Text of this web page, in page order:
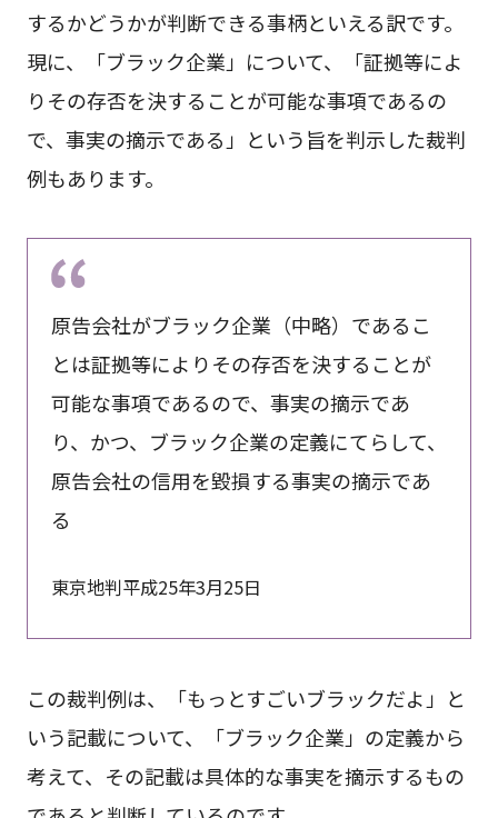
するかどうかが判断できる事柄といえる訳です。
現に、「ブラック企業」について、「証拠等によ
りその存否を決することが可能な事項であるの
で、事実の摘示である」という旨を判示した裁判
例もあります。
原告会社がブラック企業（中略）であるこ
とは証拠等によりその存否を決することが
可能な事項であるので、事実の摘示であ
り、かつ、ブラック企業の定義にてらして、
原告会社の信用を毀損する事実の摘示であ
る
東京地判平成25年3月25日
この裁判例は、「もっとすごいブラックだよ」と
いう記載について、「ブラック企業」の定義から
考えて、その記載は具体的な事実を摘示するもの